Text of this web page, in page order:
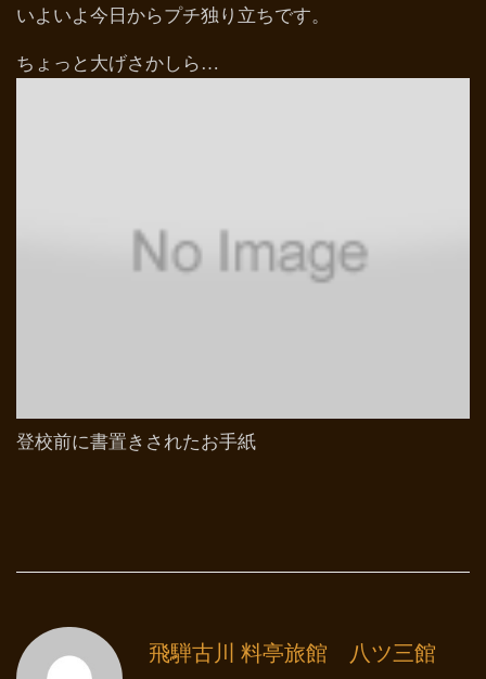
いよいよ今日からプチ独り立ちです。
ちょっと大げさかしら…
登校前に書置きされたお手紙
飛騨古川 料亭旅館 八ツ三館